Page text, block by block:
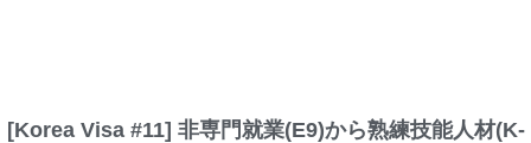
[Korea Visa #11] 非専門就業(E9)から熟練技能人材(K-